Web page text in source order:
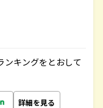
ンキングをとおして
詳細を見る